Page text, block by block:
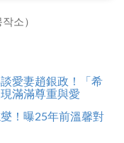
소）
愛妻趙銀政！「希
滿滿尊重與愛
！曝25年前溫馨對